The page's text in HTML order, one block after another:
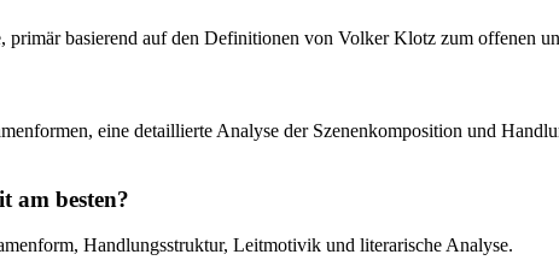
basierend auf den Definitionen von Volker Klotz zum offenen
eine detaillierte Analyse der Szenenkomposition und
am besten?
Handlungsstruktur, Leitmotivik und literarische Analyse.